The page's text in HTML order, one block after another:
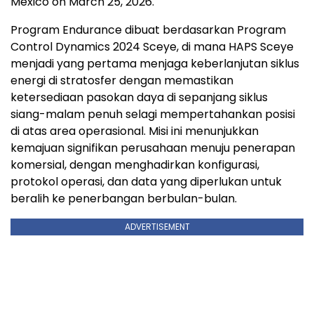
Program Endurance dibuat berdasarkan Program
Control Dynamics 2024 Sceye, di mana HAPS Sceye
menjadi yang pertama menjaga keberlanjutan siklus
energi di stratosfer dengan memastikan
ketersediaan pasokan daya di sepanjang siklus
siang-malam penuh selagi mempertahankan posisi
di atas area operasional. Misi ini menunjukkan
kemajuan signifikan perusahaan menuju penerapan
komersial, dengan menghadirkan konfigurasi,
protokol operasi, dan data yang diperlukan untuk
beralih ke penerbangan berbulan-bulan.
ADVERTISEMENT